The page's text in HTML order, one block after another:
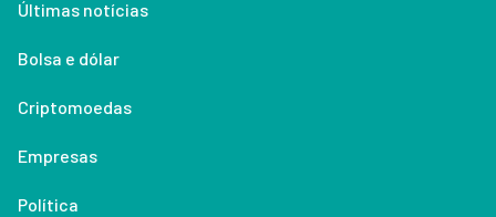
Últimas notícias
Bolsa e dólar
Criptomoedas
Empresas
Política